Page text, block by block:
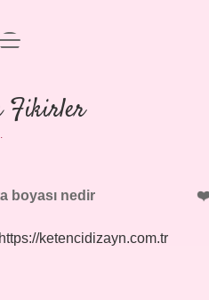
Uyarı
menüyü
Fikirler
boyası nedir
https://ketencidizayn.com.tr